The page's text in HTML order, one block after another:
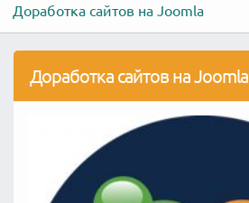
Доработка сайтов на Joomla
Доработка сайтов на Joomla